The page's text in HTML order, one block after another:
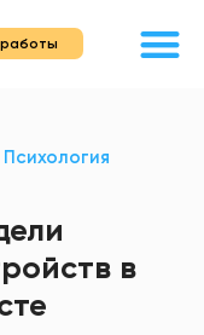
работы
Психология
в